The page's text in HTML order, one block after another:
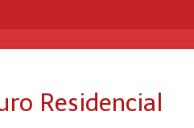
Residencial